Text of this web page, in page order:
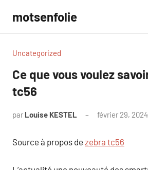
contenu
motsenfolie
Uncategorized
Ce que vous voulez
tc56
par Louise KESTEL février 29, 2024
Source à propos de zebra tc56